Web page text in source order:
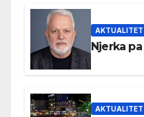
AKTUALITET
Njerka
AKTUALITET